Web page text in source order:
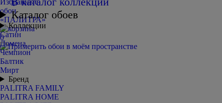
0
Каталог обоев
Коллекции
Сатин
Домена
Чемпион
Балтик
Мирт
Бренд
PALITRA FAMILY
PALITRA HOME